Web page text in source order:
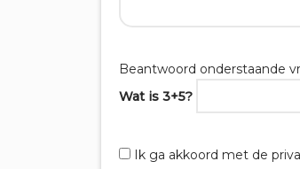
Beantwoord onderstaande
Wat is 3+5?
Ik ga akkoord met de